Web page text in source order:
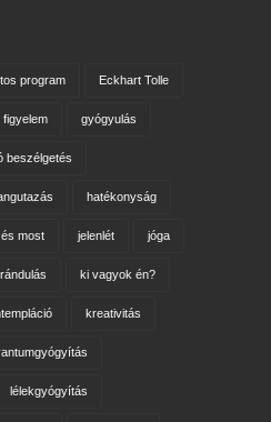
program Eckhart Tolle
figyelem gyógyulás
beszélgetés
hatékonyság
most jelenlét jóga
ki vagyok én?
kreativitás
lélekgyógyítás